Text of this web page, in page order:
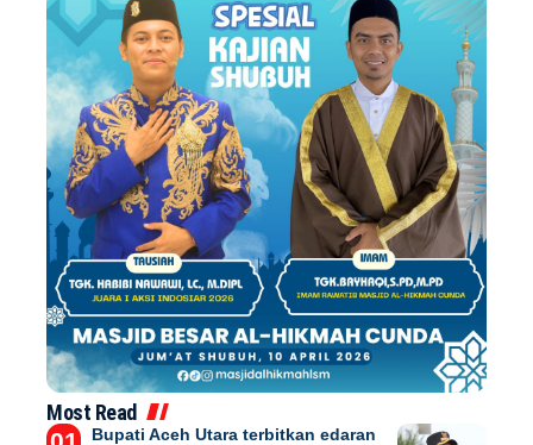
Most Read
Bupati Aceh Utara terbitkan edaran